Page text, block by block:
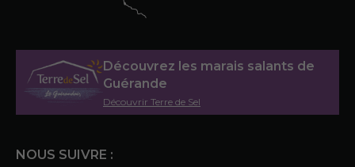
Découvrez les marais salants de
Guérande
Découvrir Terre de Sel
NOUS SUIVRE :